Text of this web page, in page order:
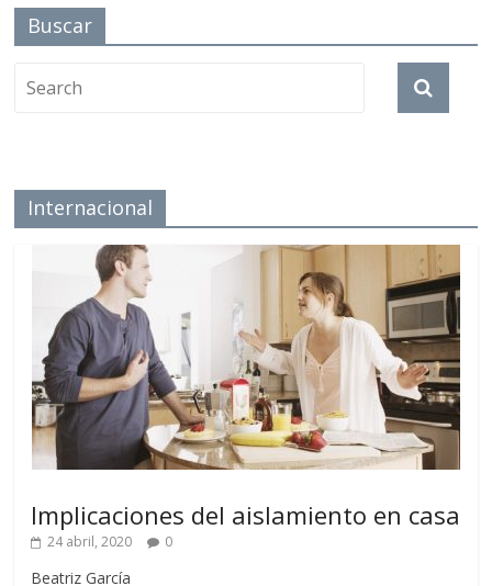
Buscar
Internacional
Implicaciones del aislamiento en casa
24 abril, 2020 0
Beatriz García